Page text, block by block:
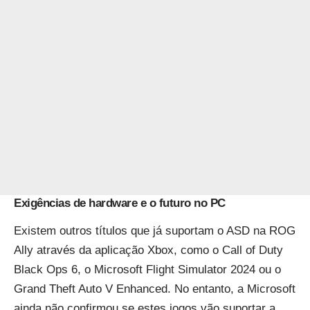
Exigências de hardware e o futuro no PC
Existem outros títulos que já suportam o ASD na ROG
Ally através da aplicação Xbox, como o Call of Duty
Black Ops 6, o Microsoft Flight Simulator 2024 ou o
Grand Theft Auto V Enhanced. No entanto, a Microsoft